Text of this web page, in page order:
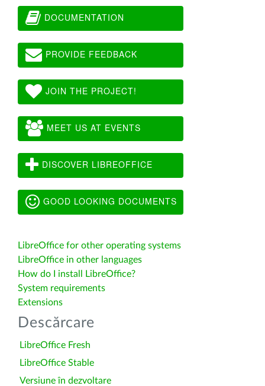
DOCUMENTATION
PROVIDE FEEDBACK
JOIN THE PROJECT!
MEET US AT EVENTS
DISCOVER LIBREOFFICE
GOOD LOOKING DOCUMENTS
LibreOffice for other operating systems
LibreOffice in other languages
How do I install LibreOffice?
System requirements
Extensions
Descărcare
LibreOffice Fresh
LibreOffice Stable
Versiune în dezvoltare